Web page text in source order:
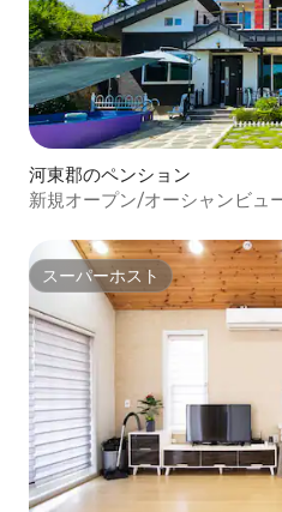
河東郡のペンション
新規オープン/オーシャンビュ
スーパーホスト
スーパーホスト